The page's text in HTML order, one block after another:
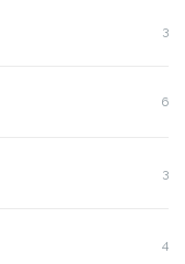
3
6
3
4